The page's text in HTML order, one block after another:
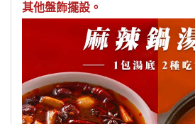
其他盤飾擺設。